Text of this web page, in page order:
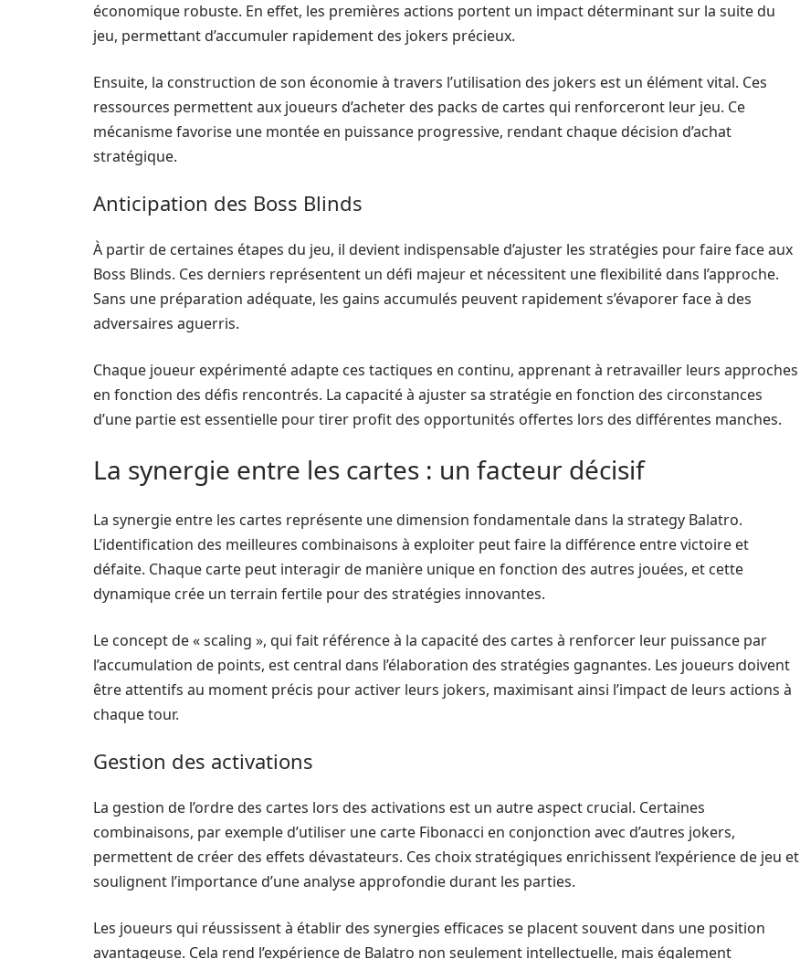
économique robuste. En effet, les premières actions portent un impact déterminant sur la suite du
jeu, permettant d’accumuler rapidement des jokers précieux.
Ensuite, la construction de son économie à travers l’utilisation des jokers est un élément vital. Ces
ressources permettent aux joueurs d’acheter des packs de cartes qui renforceront leur jeu. Ce
mécanisme favorise une montée en puissance progressive, rendant chaque décision d’achat
stratégique.
Anticipation des Boss Blinds
À partir de certaines étapes du jeu, il devient indispensable d’ajuster les stratégies pour faire face aux
Boss Blinds. Ces derniers représentent un défi majeur et nécessitent une flexibilité dans l’approche.
Sans une préparation adéquate, les gains accumulés peuvent rapidement s’évaporer face à des
adversaires aguerris.
Chaque joueur expérimenté adapte ces tactiques en continu, apprenant à retravailler leurs approches
en fonction des défis rencontrés. La capacité à ajuster sa stratégie en fonction des circonstances
d’une partie est essentielle pour tirer profit des opportunités offertes lors des différentes manches.
La synergie entre les cartes : un facteur décisif
La synergie entre les cartes représente une dimension fondamentale dans la strategy Balatro.
L’identification des meilleures combinaisons à exploiter peut faire la différence entre victoire et
défaite. Chaque carte peut interagir de manière unique en fonction des autres jouées, et cette
dynamique crée un terrain fertile pour des stratégies innovantes.
Le concept de « scaling », qui fait référence à la capacité des cartes à renforcer leur puissance par
l’accumulation de points, est central dans l’élaboration des stratégies gagnantes. Les joueurs doivent
être attentifs au moment précis pour activer leurs jokers, maximisant ainsi l’impact de leurs actions à
chaque tour.
Gestion des activations
La gestion de l’ordre des cartes lors des activations est un autre aspect crucial. Certaines
combinaisons, par exemple d’utiliser une carte Fibonacci en conjonction avec d’autres jokers,
permettent de créer des effets dévastateurs. Ces choix stratégiques enrichissent l’expérience de jeu et
soulignent l’importance d’une analyse approfondie durant les parties.
Les joueurs qui réussissent à établir des synergies efficaces se placent souvent dans une position
avantageuse. Cela rend l’expérience de Balatro non seulement intellectuelle, mais également